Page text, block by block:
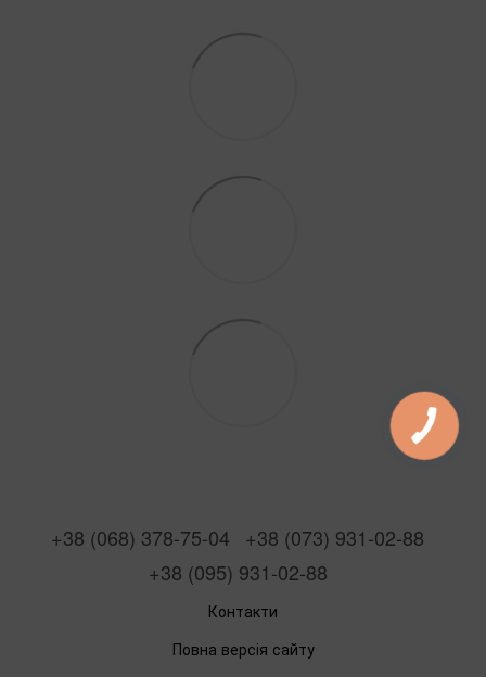
+38 (068) 378-75-04
+38 (073) 931-02-88
+38 (095) 931-02-88
Контакти
Повна версія сайту